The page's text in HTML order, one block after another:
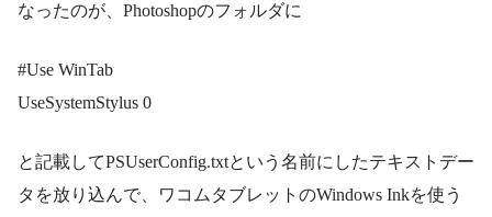
なったのが、Photoshopのフォルダに
#Use WinTab
UseSystemStylus 0
と記載してPSUserConfig.txtという名前にしたテキストデー
タを放り込んで、ワコムタブレットのWindows Inkを使う